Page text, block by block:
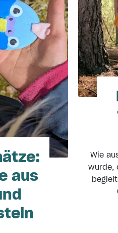
aus
Wie
wurde,